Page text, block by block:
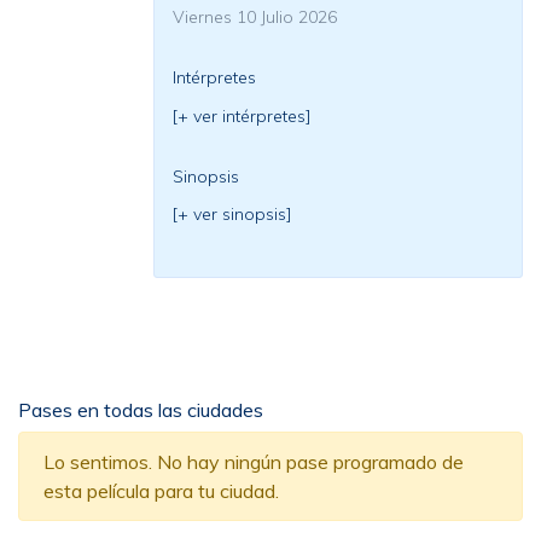
Viernes 10 Julio 2026
Intérpretes
[+ ver intérpretes]
Sinopsis
[+ ver sinopsis]
Pases en todas las ciudades
Lo sentimos. No hay ningún pase programado de
esta película para tu ciudad.